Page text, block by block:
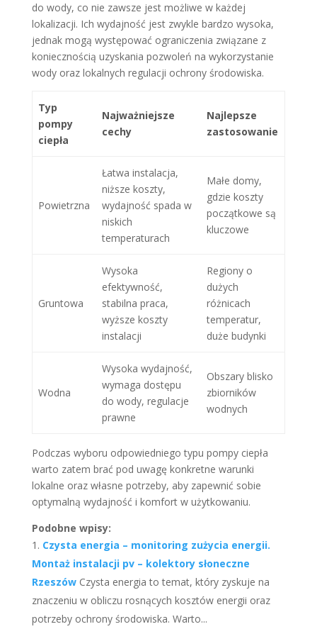
do wody, co nie zawsze jest możliwe w każdej
lokalizacji. Ich wydajność jest zwykle bardzo wysoka,
jednak mogą występować ograniczenia związane z
koniecznością uzyskania pozwoleń na wykorzystanie
wody oraz lokalnych regulacji ochrony środowiska.
Typ
pompy
ciepła
Najważniejsze
cechy
Najlepsze
zastosowanie
Powietrzna
Łatwa instalacja,
niższe koszty,
wydajność spada w
niskich
temperaturach
Małe domy,
gdzie koszty
początkowe są
kluczowe
Gruntowa
Wysoka
efektywność,
stabilna praca,
wyższe koszty
instalacji
Regiony o
dużych
różnicach
temperatur,
duże budynki
Wodna
Wysoka wydajność,
wymaga dostępu
do wody, regulacje
prawne
Obszary blisko
zbiorników
wodnych
Podczas wyboru odpowiedniego typu pompy ciepła
warto zatem brać pod uwagę konkretne warunki
lokalne oraz własne potrzeby, aby zapewnić sobie
optymalną wydajność i komfort w użytkowaniu.
Podobne wpisy:
Czysta energia – monitoring zużycia energii.
Montaż instalacji pv – kolektory słoneczne
Rzeszów Czysta energia to temat, który zyskuje na
znaczeniu w obliczu rosnących kosztów energii oraz
potrzeby ochrony środowiska. Warto...